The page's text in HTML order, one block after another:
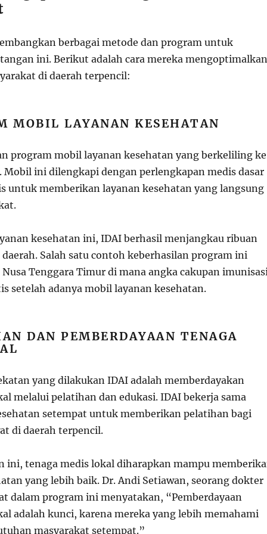
berbagai metode dan program untuk
ini. Berikut adalah cara mereka mengoptimalkan
di daerah terpencil:
MOBIL LAYANAN KESEHATAN
program mobil layanan kesehatan yang berkeliling ke
Mobil ini dilengkapi dengan perlengkapan medis dasar
untuk memberikan layanan kesehatan yang langsung
kesehatan ini, IDAI berhasil menjangkau ribuan
Salah satu contoh keberhasilan program ini
Tenggara Timur di mana angka cakupan
setelah adanya mobil layanan kesehatan.
DAN PEMBERDAYAAN TENAGA
yang dilakukan IDAI adalah memberdayakan
melalui pelatihan dan edukasi. IDAI bekerja sama
setempat untuk memberikan pelatihan bagi
di daerah terpencil.
ini, tenaga medis lokal diharapkan mampu
yang lebih baik. Dr. Andi Setiawan, seorang dokter
dalam program ini menyatakan, “Pemberdayaan
adalah kunci, karena mereka yang lebih memahami
masyarakat setempat.”